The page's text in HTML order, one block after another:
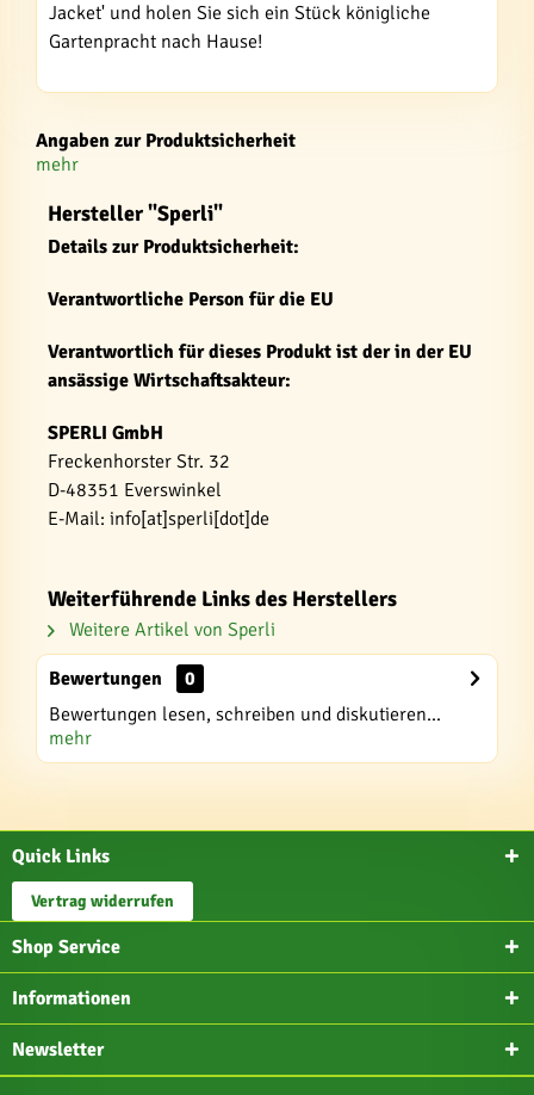
Jacket' und holen Sie sich ein Stück königliche
Gartenpracht nach Hause!
Angaben zur Produktsicherheit
mehr
Hersteller "Sperli"
Details zur Produktsicherheit:
Verantwortliche Person für die EU
Verantwortlich für dieses Produkt ist der in der EU
ansässige Wirtschaftsakteur:
SPERLI GmbH
Freckenhorster Str. 32
D-48351 Everswinkel
E-Mail: info[at]sperli[dot]de
Weiterführende Links des Herstellers
Weitere Artikel von Sperli
Bewertungen
0
Bewertungen lesen, schreiben und diskutieren...
mehr
Quick Links
Vertrag widerrufen
Shop Service
Informationen
Newsletter